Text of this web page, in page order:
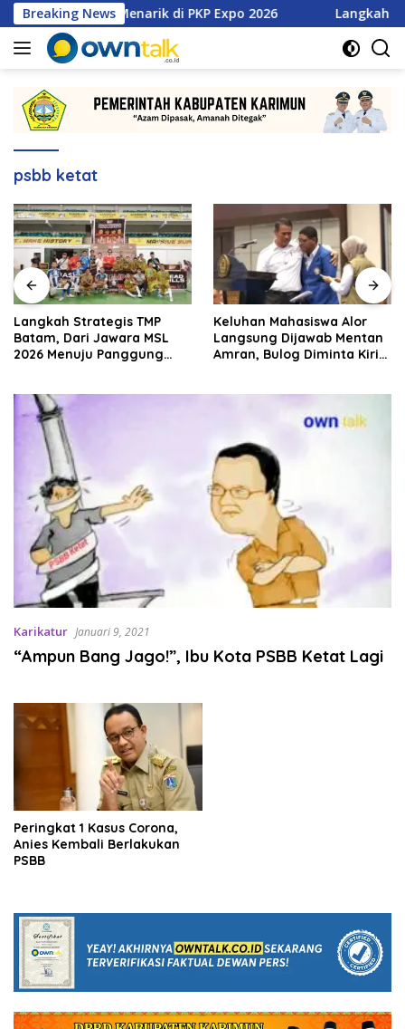
Langsung
ke
konten
Breaking News
Menarik di PKP Expo 2026 Langkah Strategis
psbb ketat
Langkah Strategis TMP
Batam, Dari Jawara MSL
2026 Menuju Panggung
Keluhan Mahasiswa Alor
Langsung Dijawab Mentan
Amran, Bulog Diminta Kirim
Karikatur Januari 9, 2021
“Ampun Bang Jago!”, Ibu Kota PSBB Ketat Lagi
Peringkat 1 Kasus Corona,
Anies Kembali Berlakukan
PSBB